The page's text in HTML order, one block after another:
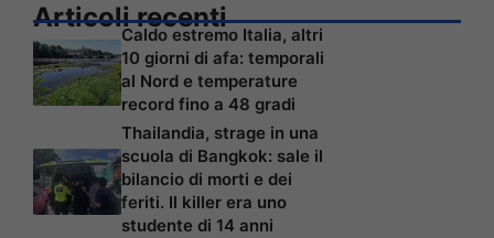
Articoli recenti
Caldo estremo Italia, altri
10 giorni di afa: temporali
al Nord e temperature
record fino a 48 gradi
Thailandia, strage in una
scuola di Bangkok: sale il
bilancio di morti e dei
feriti. Il killer era uno
studente di 14 anni